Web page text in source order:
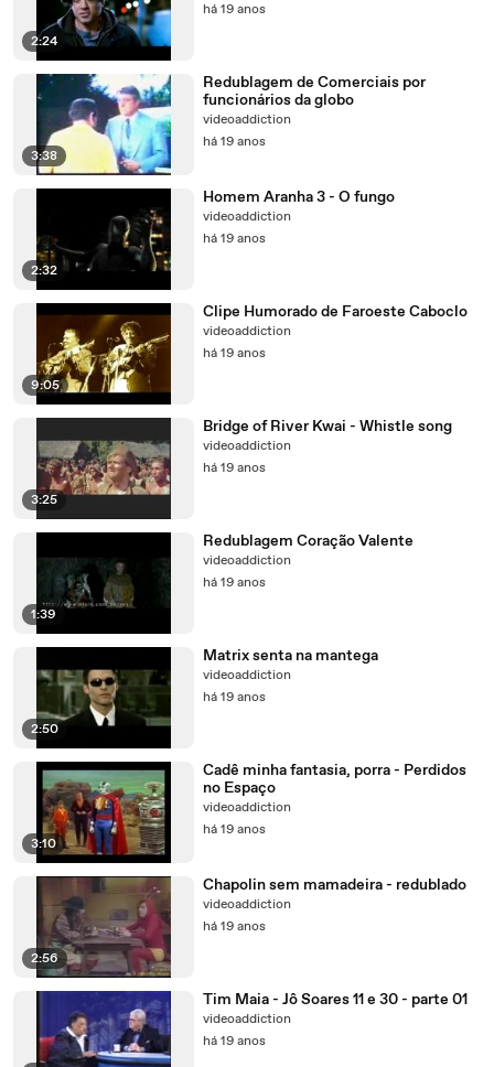
2:24
há 19 anos
3:38
Redublagem de Comerciais por
funcionários da globo
videoaddiction
há 19 anos
2:32
Homem Aranha 3 - O fungo
videoaddiction
há 19 anos
9:05
Clipe Humorado de Faroeste Caboclo
videoaddiction
há 19 anos
3:25
Bridge of River Kwai - Whistle song
videoaddiction
há 19 anos
1:39
Redublagem Coração Valente
videoaddiction
há 19 anos
2:50
Matrix senta na mantega
videoaddiction
há 19 anos
3:10
Cadê minha fantasia, porra - Perdidos
no Espaço
videoaddiction
há 19 anos
2:56
Chapolin sem mamadeira - redublado
videoaddiction
há 19 anos
Tim Maia - Jô Soares 11 e 30 - parte 01
videoaddiction
há 19 anos